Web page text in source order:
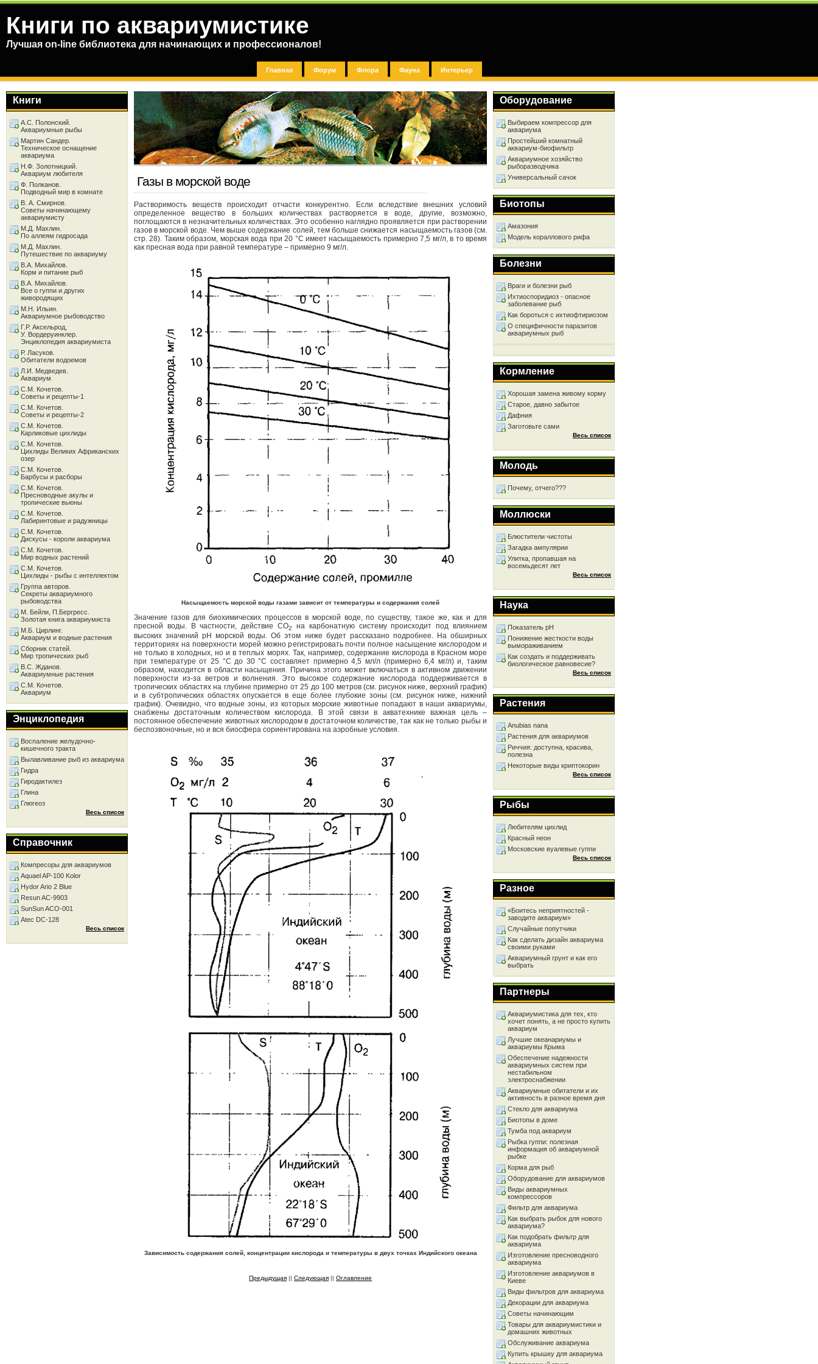
Книги по аквариумистике
Лучшая on-line библиотека для начинающих и профессионалов!
Главная Форум Флора Фауна Интерьер
Газы в морской воде
Растворимость веществ происходит отчасти конкурентно. Если вследствие внешних условий
определенное вещество в больших количествах растворяется в воде, другие, возможно,
поглощаются в незначительных количествах. Это особенно наглядно проявляется при растворении
газов в морской воде. Чем выше содержание солей, тем больше снижается насыщаемость газов (см.
стр. 28). Таким образом, морская вода при 20 °C имеет насыщаемость примерно 7,5 мг/л, в то время
как пресная вода при равной температуре – примерно 9 мг/л.
Насыщаемость морской воды газами зависит от температуры и содержания солей
Значение газов для биохимических процессов в морской воде, по существу, такое же, как и для
пресной воды. В частности, действие CO2
на карбонатную систему происходит под влиянием
высоких значений pH морской воды. Об этом ниже будет рассказано подробнее. На обширных
территориях на поверхности морей можно регистрировать почти полное насыщение кислородом и
не только в холодных, но и в теплых морях. Так, например, содержание кислорода в Красном море
при температуре от 25 °C до 30 °C составляет примерно 4,5 мл/л (примерно 6,4 мг/л) и, таким
образом, находится в области насыщения. Причина этого может включаться в активном движении
поверхности из-за ветров и волнения. Это высокое содержание кислорода поддерживается в
тропических областях на глубине примерно от 25 до 100 метров (см. рисунок ниже, верхний график)
и в субтропических областях опускается в еще более глубокие зоны (см. рисунок ниже, нижний
график). Очевидно, что водные зоны, из которых морские животные попадают в наши аквариумы,
снабжены достаточным количеством кислорода. В этой связи в акватехнике важная цель –
постоянное обеспечение животных кислородом в достаточном количестве, так как не только рыбы и
беспозвоночные, но и вся биосфера сориентирована на аэробные условия.
Зависимость содержания солей, концентрации кислорода и температуры в двух точках Индийского океана
Предыдущая Следующая Оглавление
Оборудование
Выбираем компрессор для
аквариума
Простейший комнатный
аквариум-биофильтр
Аквариумное хозяйство
рыборазводчика
Универсальный сачок
Биотопы
Амазония
Модель кораллового рифа
Болезни
Враги и болезни рыб
Ихтиоспоридиоз - опасное
заболевание рыб
Как бороться с ихтиофтириозом
О специфичности паразитов
аквариумных рыб
Кормление
Хорошая замена живому корму
Старое, давно забытое
Дафния
Заготовьте сами
Весь список
Молодь
Почему, отчего???
Моллюски
Блюстители чистоты
Загадка ампулярии
Улитка, пропавшая на
восемьдесят лет
Весь список
Наука
Показатель рН
Понижение жесткоcти воды
вымораживанием
Как создать и поддерживать
биологическое равновесие?
Весь список
Растения
Anubias nana
Растения для аквариумов
Риччия: доступна, красива,
полезна
Некоторые виды криптокорин
Весь список
Рыбы
Любителям цихлид
Красный неон
Московские вуалевые гуппи
Весь список
Разное
«Боитесь неприятностей -
заводите аквариум»
Случайные попутчики
Как сделать дизайн аквариума
своими руками
Аквариумный грунт и как его
выбрать
Партнеры
Аквариумистика для тех, кто
хочет понять, а не просто купить
аквариум
Лучшие океанариумы и
аквариумы Крыма
Обеспечение надежности
аквариумных систем при
нестабильном
электроснабжении
Аквариумные обитатели и их
активность в разное время дня
Стекло для аквариума
Биотопы в доме
Тумба под аквариум
Рыбка гуппи: полезная
информация об аквариумной
рыбке
Корма для рыб
Оборудование для аквариумов
Виды аквариумных
компрессоров
Фильтр для аквариума
Как выбрать рыбок для нового
аквариума?
Как подобрать фильтр для
аквариума
Изготовление пресноводного
аквариума
Изготовление аквариумов в
Киеве
Виды фильтров для аквариума
Декорации для аквариума
Советы начинающим
Товары для аквариумистики и
домашних животных
Обслуживание аквариума
Купить крышку для аквариума
Книги
А.С. Полонский.
Аквариумные рыбы
Мартин Сандер.
Техническое оснащение
аквариума
Н.Ф. Золотницкий.
Аквариум любителя
Ф. Полканов.
Подводный мир в комнате
В. А. Смирнов.
Советы начинающему
аквариумисту
М.Д. Махлин.
По аллеям гидросада
М.Д. Махлин.
Путешествие по аквариуму
В.А. Михайлов.
Корм и питание рыб
В.А. Михайлов.
Все о гуппи и других
живородящих
М.Н. Ильин.
Аквариумное рыбоводство
Г.Р. Аксельрод,
У. Вордеруинклер.
Энциклопедия аквариумиста
Р. Ласуков.
Обитатели водоемов
Л.И. Медведев.
Аквариум
С.М. Кочетов.
Советы и рецепты-1
С.М. Кочетов.
Советы и рецепты-2
С.М. Кочетов.
Карликовые цихлиды
С.М. Кочетов.
Цихлиды Великих Африканских
озер
С.М. Кочетов.
Барбусы и расборы
С.М. Кочетов.
Пресноводные акулы и
тропические вьюны
С.М. Кочетов.
Лабиринтовые и радужницы
С.М. Кочетов.
Дискусы - короли аквариума
С.М. Кочетов.
Мир водных растений
С.М. Кочетов.
Цихлиды - рыбы с интеллектом
Группа авторов.
Секреты аквариумного
рыбоводства
М. Бейли, П.Бергресс.
Золотая книга аквариумиста
М.Б. Цирлинг.
Аквариум и водные растения
Сборник статей.
Мир тропических рыб
В.С. Жданов.
Аквариумные растения
С.М. Кочетов.
Аквариум
Энциклопедия
Воспаление желудочно-
кишечного тракта
Вылавливание рыб из аквариума
Гидра
Гиродактилез
Глина
Глюгеоз
Весь список
Справочник
Компресоры для аквариумов
Aquael AP-100 Kolor
Hydor Ario 2 Blue
Resun AC-9903
SunSun ACO-001
Atec DC-128
Весь список